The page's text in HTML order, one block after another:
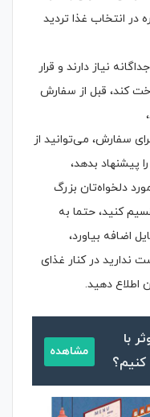
در انتخاب غذا تردید
نیاز دارند و قرار
کند، قبل از سفارش
سفارش، می‌توانید از
پیشنهاد بدهد،
دلخواه‌تان بزرگ
کنید، حتما به
اضافه بیاورد،
ندارید در کنار غذای
اطلاع دهید.
با
کنیم؟
مشاهده